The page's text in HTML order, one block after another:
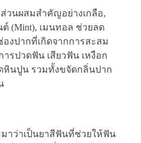
วนผสมสำคัญอย่างเกลือ,
(Mint), เมนทอล ช่วยลด
งปากที่เกิดจากการสะสม
ารปวดฟัน เสียวฟัน เหงือก
หินปูน รวมทั้งขจัดกลิ่นปาก
าว่าเป็นยาสีฟันที่ช่วยให้ฟัน